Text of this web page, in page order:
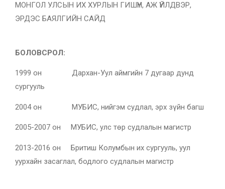
МОНГОЛ УЛСЫН ИХ ХУРЛЫН ГИШҮҮН, АЖ ҮЙЛДВЭР,
ЭРДЭС БАЯЛГИЙН САЙД
БОЛОВСРОЛ:
1999 он Дархан-Уул аймгийн 7 дугаар дунд
сургууль
2004 он МУБИС, нийгэм судлал, эрх зүйн багш
2005-2007 он МУБИС, улс төр судлалын магистр
2013-2016 он Бритиш Колумбын их сургууль, уул
уурхайн засаглал, бодлого судлалын магистр